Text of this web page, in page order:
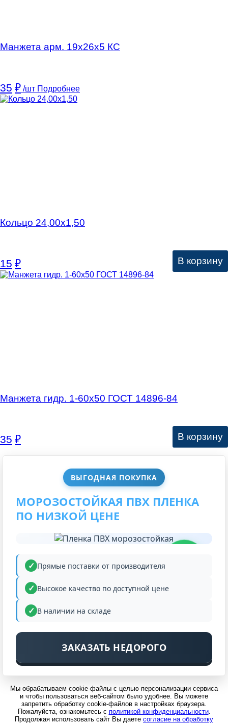
ВЫГОДНАЯ ПОКУПКА
МОРОЗОСТОЙКАЯ ПВХ ПЛЕНКА
ПО НИЗКОЙ ЦЕНЕ
Прямые поставки от производителя
Высокое качество по доступной цене
В наличии на складе
ЗАКАЗАТЬ НЕДОРОГО
Манжета арм. 19х26х5 КC
35 ₽ /шт Подробнее
Кольцо 24,00х1,50
15 ₽ В корзину
Манжета гидр. 1-60х50 ГОСТ 14896-84
35 ₽ В корзину
Мы обрабатываем cookie-файлы с целью персонализации сервиса
и чтобы пользоваться веб-сайтом было удобнее. Вы можете
запретить обработку cookie-файлов в настройках браузера.
Пожалуйста, ознакомьтесь с политикой конфиденциальности.
Продолжая использовать сайт Вы даете согласие на обработку